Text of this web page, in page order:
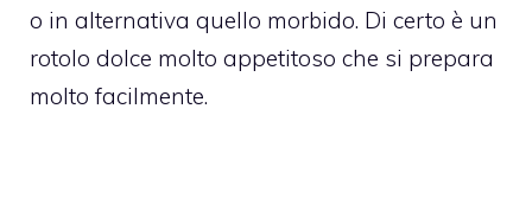
o in alternativa quello morbido. Di certo è un
rotolo dolce molto appetitoso che si prepara
molto facilmente.